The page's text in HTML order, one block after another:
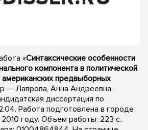
«Синтаксические особенности
компонента в политической
американских предвыборных
— Лаврова, Анна Андреевна,
диссертация по
Работа подготовлена в городе
году. Объем работы: 223 с..